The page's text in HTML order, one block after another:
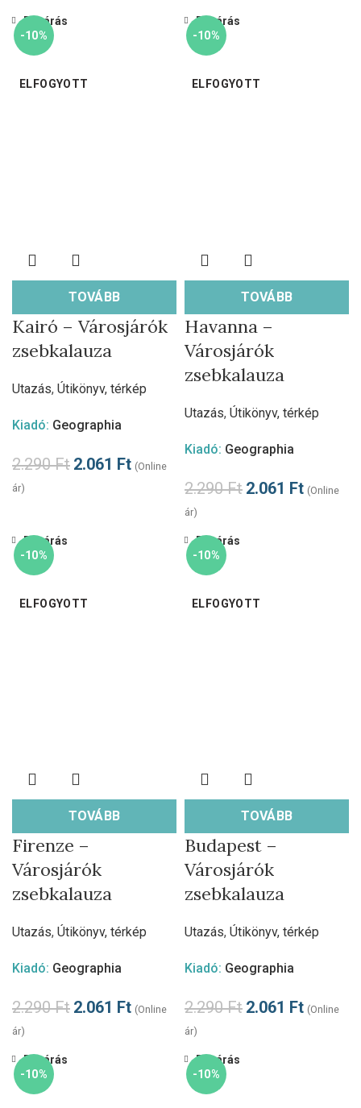
-10%
ELFOGYOTT
TOVÁBB
Bezárás
Kairó – Városjárók
zsebkalauza
Utazás, Útikönyv, térkép
Kiadó: Geographia
2.290Ft 2.061 Ft (Online
ár)
-10%
ELFOGYOTT
TOVÁBB
Bezárás
Havanna –
Városjárók
zsebkalauza
Utazás, Útikönyv, térkép
Kiadó: Geographia
2.290Ft 2.061 Ft (Online
ár)
-10%
ELFOGYOTT
TOVÁBB
Bezárás
Firenze –
Városjárók
zsebkalauza
Utazás, Útikönyv, térkép
Kiadó: Geographia
2.290Ft 2.061 Ft (Online
ár)
-10%
ELFOGYOTT
TOVÁBB
Bezárás
Budapest –
Városjárók
zsebkalauza
Utazás, Útikönyv, térkép
Kiadó: Geographia
2.290Ft 2.061 Ft (Online
ár)
-10%
Bezárás
-10%
Bezárás